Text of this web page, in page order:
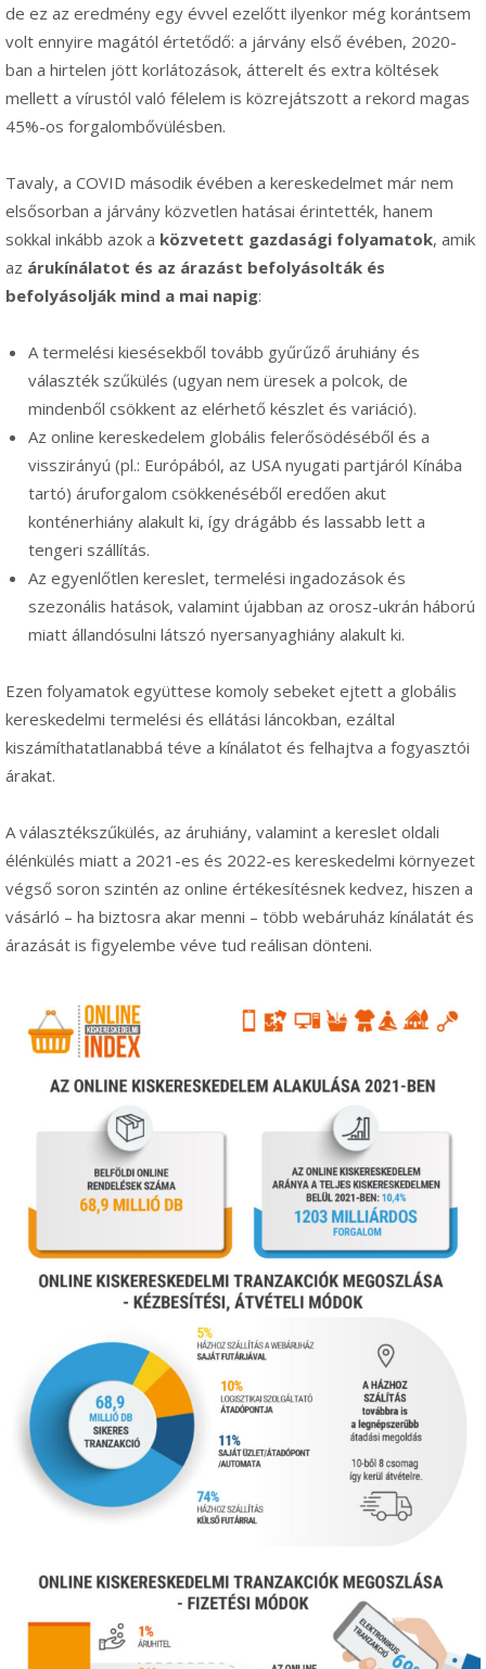
de ez az eredmény egy évvel ezelőtt ilyenkor még korántsem
volt ennyire magától értetődő: a járvány első évében, 2020-
ban a hirtelen jött korlátozások, átterelt és extra költések
mellett a vírustól való félelem is közrejátszott a rekord magas
45%-os forgalombővülésben.
Tavaly, a COVID második évében a kereskedelmet már nem
elsősorban a járvány közvetlen hatásai érintették, hanem
sokkal inkább azok a közvetett gazdasági folyamatok, amik
az árukínálatot és az árazást befolyásolták és
befolyásolják mind a mai napig:
A termelési kiesésekből tovább gyűrűző áruhiány és
választék szűkülés (ugyan nem üresek a polcok, de
mindenből csökkent az elérhető készlet és variáció).
Az online kereskedelem globális felerősödéséből és a
visszirányú (pl.: Európából, az USA nyugati partjáról Kínába
tartó) áruforgalom csökkenéséből eredően akut
konténerhiány alakult ki, így drágább és lassabb lett a
tengeri szállítás.
Az egyenlőtlen kereslet, termelési ingadozások és
szezonális hatások, valamint újabban az orosz-ukrán háború
miatt állandósulni látszó nyersanyaghiány alakult ki.
Ezen folyamatok együttese komoly sebeket ejtett a globális
kereskedelmi termelési és ellátási láncokban, ezáltal
kiszámíthatatlanabbá téve a kínálatot és felhajtva a fogyasztói
árakat.
A választékszűkülés, az áruhiány, valamint a kereslet oldali
élénkülés miatt a 2021-es és 2022-es kereskedelmi környezet
végső soron szintén az online értékesítésnek kedvez, hiszen a
vásárló – ha biztosra akar menni – több webáruház kínálatát és
árazását is figyelembe véve tud reálisan dönteni.